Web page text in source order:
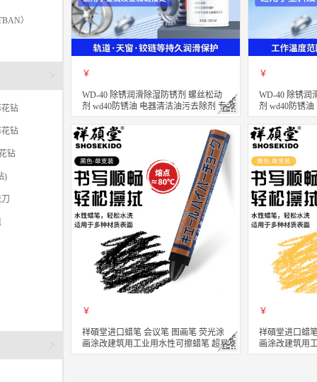
）
钻
钻
钻
)
￥
WD-40 除锈润滑除湿防锈剂 螺丝松动
剂 wd40防锈油 电器清洁油污去除剂 专
效型高效白锂润滑脂 360ml
立即购买
￥
WD-40 除锈润
剂 wd40防锈
效型高效矽质
立即购买
￥
祥碩堂进口蜡笔 会议笔 图画笔 荧光涂
画涂改建筑用工业用水性可擦蜡笔 超易
擦 110mmX14mm 黑色(单支装）
￥
祥碩堂进口蜡
画涂改建筑用
擦